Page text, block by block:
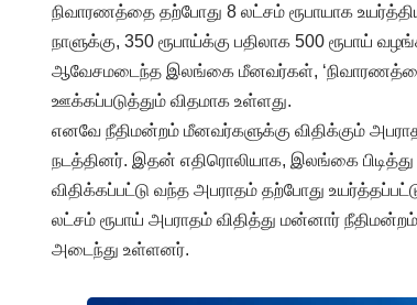
நிவாரணத்தை தற்போது 8 லட்சம் ரூபாயாக
நாளுக்கு, 350 ரூபாய்க்கு பதிலாக 500 ரூபாய்
ஆவேசமடைந்த இலங்கை மீனவர்கள், ‘நிவாரணத்தை
ஊக்கப்படுத்தும் விதமாக உள்ளது.
எனவே நீதிமன்றம் மீனவர்களுக்கு விதிக்கும்
நடத்தினர். இதன் எதிரொலியாக, இலங்கை பிடித்து
விதிக்கப்பட்டு வந்த அபராதம் தற்போது
லட்சம் ரூபாய் அபராதம் விதித்து மன்னார்
அடைந்து உள்ளனர்.